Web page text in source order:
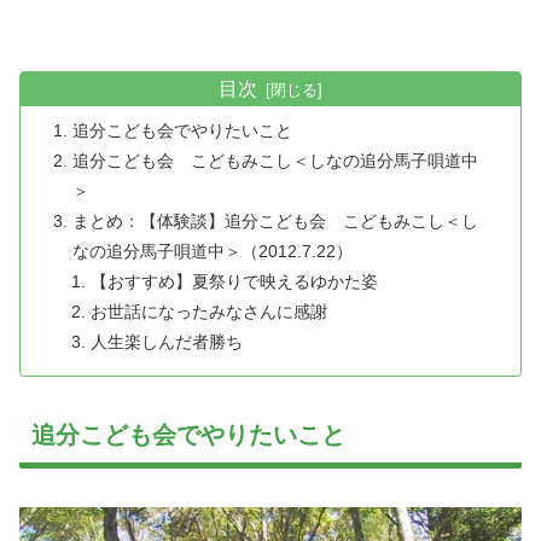
目次
追分こども会でやりたいこと
追分こども会 こどもみこし＜しなの追分馬子唄道中
＞
まとめ：【体験談】追分こども会 こどもみこし＜し
なの追分馬子唄道中＞（2012.7.22）
【おすすめ】夏祭りで映えるゆかた姿
お世話になったみなさんに感謝
人生楽しんだ者勝ち
追分こども会でやりたいこと